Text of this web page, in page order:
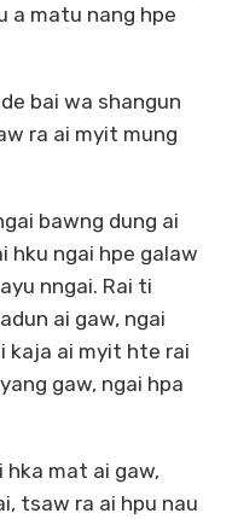
a matu nang hpe
bai wa shangun
ra ai myit mung
bawng dung ai
hku ngai hpe galaw
nngai. Rai ti
ai gaw, ngai
kaja ai myit hte rai
gaw, ngai hpa
mat ai gaw,
tsaw ra ai hpu nau